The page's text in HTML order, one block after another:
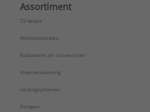
Assortiment
CV-ketels
Warmtepompen
Radiatoren en convectoren
Vloerverwarming
Leidingsystemen
Pompen